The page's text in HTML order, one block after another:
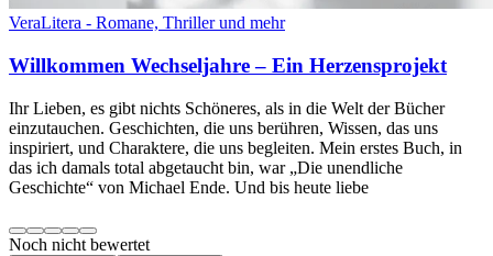
VeraLitera - Romane, Thriller und mehr
Willkommen Wechseljahre – Ein Herzensprojekt
Ihr Lieben, es gibt nichts Schöneres, als in die Welt der Bücher
einzutauchen. Geschichten, die uns berühren, Wissen, das uns
inspiriert, und Charaktere, die uns begleiten. Mein erstes Buch, in
das ich damals total abgetaucht bin, war „Die unendliche
Geschichte“ von Michael Ende. Und bis heute liebe
Noch nicht bewertet